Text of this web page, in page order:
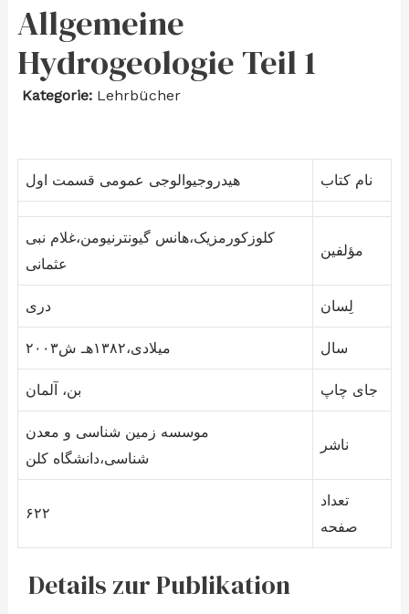
Allgemeine
Hydrogeologie Teil 1
Kategorie:Lehrbücher
هیدروجیوالوجی عمومی قسمت اول نام کتاب
کلوزکورمزیک،هانس گیونترنیومن،غلام نبی
عثمانی
مؤلفین
دری لِسان
۲۰۰۳میلادی،۱۳۸۲هـ ش سال
بن، آلمان جای چاپ
موسسه زمین شناسی و معدن
شناسی،دانشگاه کلن
ناشر
۶۲۲
تعداد
صفحه
Details zur Publikation